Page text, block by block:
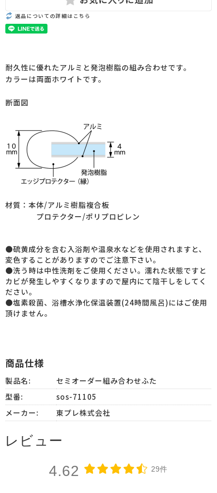
返品についての詳細はこちら
耐久性に優れたアルミと発泡樹脂の組み合わせです。
カラーは両面ホワイトです。
断面図
材質：本体/アルミ樹脂複合板
プロテクター/ポリプロピレン
●硫黄成分を含む入浴剤や温泉水などを使用されますと、
変色することがありますのでご注意下さい。
●洗う時は中性洗剤をご使用ください。濡れた状態ですと
カビが発生しやすくなりますので屋内にて陰干しをしてく
ださい。
●塩素殺菌、浴槽水浄化保温装置(24時間風呂)にはご使用
頂けません。
商品仕様
製品名:
セミオーダー組み合わせふた
型番:
sos-71105
メーカー:
東プレ株式会社
レビュー
4.62 29件